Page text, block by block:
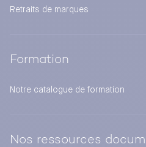
Retraits de marques
Formation
Notre catalogue de formation
Nos ressources